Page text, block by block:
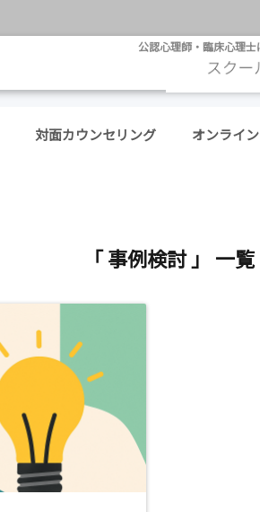
公認心理師・臨床心理
対面カウンセリング オンライ
「 事例検討 」 一覧